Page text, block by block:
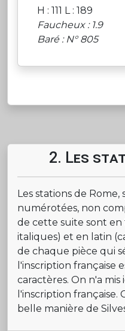
H : 111 L : 189
Faucheux : 1.9
Baré : N° 805
2. Les
Les stations de Rome,
numérotées, non
de cette suite sont en
italiques) et en latin
de chaque pièce qui
l'inscription française
caractères. On n'a
l'inscription française.
belle manière de